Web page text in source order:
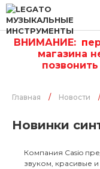
ВНИМАНИЕ: п
магазина
Главная / Новости /
Новинки
Компания Casio
звуком, красивые